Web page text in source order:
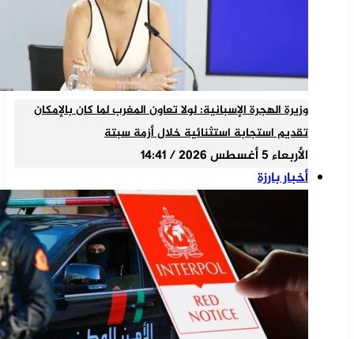
وزيرة الهجرة الإسبانية: لولا تعاون المغرب لما كان بالإمكان
تقديم استجابة استثنائية خلال أزمة سبتة
الأربعاء 5 أغسطس 2026 / 14:41
أخبار بارزة